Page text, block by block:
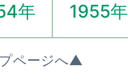
年 1955年
ページへ▲